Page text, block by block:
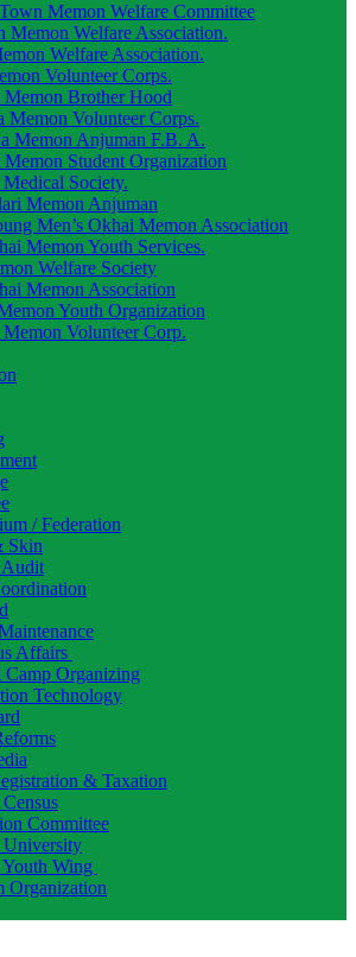
Memon Welfare Committee
Memon Welfare Association.
Welfare Association.
Volunteer Corps.
Memon Brother Hood
Memon Volunteer Corps.
Memon Anjuman F.B. A.
Student Organization
Society.
Memon Anjuman
Men’s Okhai Memon Association
Memon Youth Services.
Welfare Society
Memon Association
Youth Organization
Volunteer Corp.
/ Federation
Skin
Audit
Affairs
Camp Organizing
Technology
& Taxation
Committee
Wing
Organization